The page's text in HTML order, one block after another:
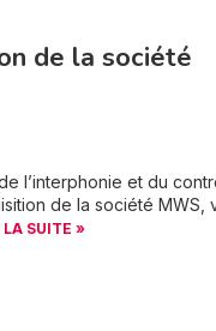
de la société
l’interphonie et du
de la société MWS,
LA SUITE »